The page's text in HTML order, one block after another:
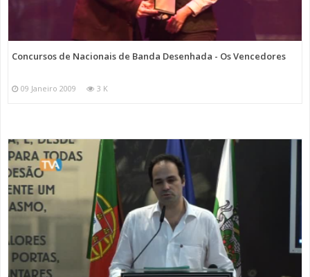
Concursos de Nacionais de Banda Desenhada - Os Vencedores
09 Janeiro 2009 3 K